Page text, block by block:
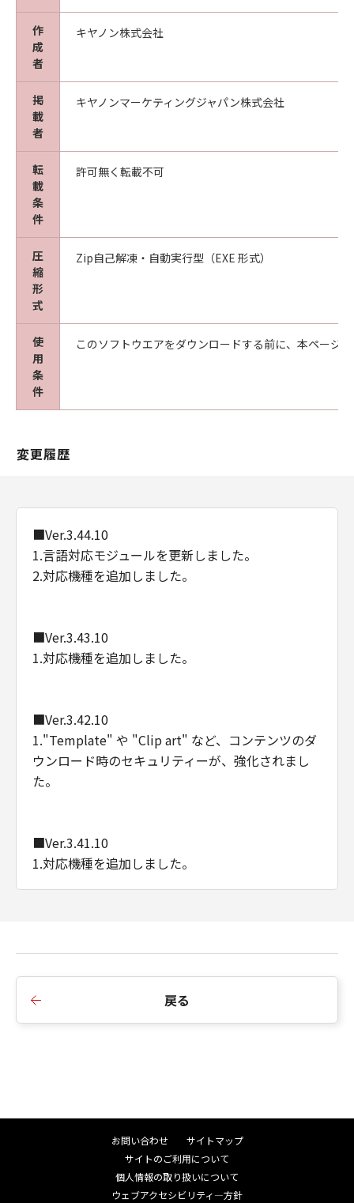
以上
キヤノン株式会社
作
成
者
キヤノン株式会社
掲
載
者
キヤノンマーケティングジャパン株式会社
転
載
条
件
許可無く転載不可
圧
縮
形
式
Zip自己解凍・自動実行型（EXE 形式）
使
用
条
件
このソフトウエアをダウンロードする前に、本ページ
変更履歴
■Ver.3.44.10
1.言語対応モジュールを更新しました。
2.対応機種を追加しました。
■Ver.3.43.10
1.対応機種を追加しました。
■Ver.3.42.10
1."Template" や "Clip art" など、コンテンツのダ
ウンロード時のセキュリティーが、強化されまし
た。
■Ver.3.41.10
1.対応機種を追加しました。
-メニューから選択時
戻る
お問い合わせ
サイトマップ
サイトのご利用について
個人情報の取り扱いについて
ウェブアクセシビリティ―方針